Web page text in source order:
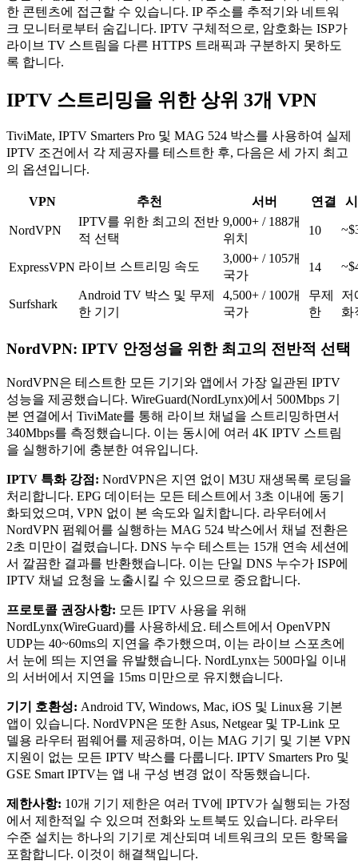
한 콘텐츠에 접근할 수 있습니다. IP 주소를 추적기와 네트워
크 모니터로부터 숨깁니다. IPTV 구체적으로, 암호화는 ISP가
라이브 TV 스트림을 다른 HTTPS 트래픽과 구분하지 못하도
록 합니다.
IPTV 스트리밍을 위한 상위 3개 VPN
TiviMate, IPTV Smarters Pro 및 MAG 524 박스를 사용하여 실제
IPTV 조건에서 각 제공자를 테스트한 후, 다음은 세 가지 최고
의 옵션입니다.
VPN 추천 서버 연결
NordVPN
IPTV를 위한 최고의 전반
적 선택
9,000+ / 188개
위치
10
ExpressVPN 라이브 스트리밍 속도
3,000+ / 105개
국가
14
Surfshark
Android TV 박스 및 무제
한 기기
4,500+ / 100개
국가
무제
한
저
화
NordVPN: IPTV 안정성을 위한 최고의 전반적 선택
NordVPN은 테스트한 모든 기기와 앱에서 가장 일관된 IPTV
성능을 제공했습니다. WireGuard(NordLynx)에서 500Mbps 기
본 연결에서 TiviMate를 통해 라이브 채널을 스트리밍하면서
340Mbps를 측정했습니다. 이는 동시에 여러 4K IPTV 스트림
을 실행하기에 충분한 여유입니다.
IPTV 특화 강점: NordVPN은 지연 없이 M3U 재생목록 로딩을
처리합니다. EPG 데이터는 모든 테스트에서 3초 이내에 동기
화되었으며, VPN 없이 본 속도와 일치합니다. 라우터에서
NordVPN 펌웨어를 실행하는 MAG 524 박스에서 채널 전환은
2초 미만이 걸렸습니다. DNS 누수 테스트는 15개 연속 세션에
서 깔끔한 결과를 반환했습니다. 이는 단일 DNS 누수가 ISP에
IPTV 채널 요청을 노출시킬 수 있으므로 중요합니다.
프로토콜 권장사항: 모든 IPTV 사용을 위해
NordLynx(WireGuard)를 사용하세요. 테스트에서 OpenVPN
UDP는 40~60ms의 지연을 추가했으며, 이는 라이브 스포츠에
서 눈에 띄는 지연을 유발했습니다. NordLynx는 500마일 이내
의 서버에서 지연을 15ms 미만으로 유지했습니다.
기기 호환성: Android TV, Windows, Mac, iOS 및 Linux용 기본
앱이 있습니다. NordVPN은 또한 Asus, Netgear 및 TP-Link 모
델용 라우터 펌웨어를 제공하며, 이는 MAG 기기 및 기본 VPN
지원이 없는 모든 IPTV 박스를 다룹니다. IPTV Smarters Pro 및
GSE Smart IPTV는 앱 내 구성 변경 없이 작동했습니다.
제한사항: 10개 기기 제한은 여러 TV에 IPTV가 실행되는 가정
에서 제한적일 수 있으며 전화와 노트북도 있습니다. 라우터
수준 설치는 하나의 기기로 계산되며 네트워크의 모든 항목을
포함합니다. 이것이 해결책입니다.